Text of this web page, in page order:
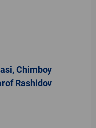
Chimboy
Rashidov